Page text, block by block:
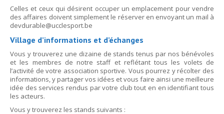
Celles et ceux qui désirent occuper un emplacement pour vendre
des affaires doivent simplement le réserver en envoyant un mail à
devdurable@ucclesport.be
Village d’informations et d’échanges
Vous y trouverez une dizaine de stands tenus par nos bénévoles
et les membres de notre staff et reflétant tous les volets de
l’activité de votre association sportive. Vous pourrez y récolter des
informations, y partager vos idées et vous faire ainsi une meilleure
idée des services rendus par votre club tout en en identifiant tous
les acteurs.
Vous y trouverez les stands suivants :